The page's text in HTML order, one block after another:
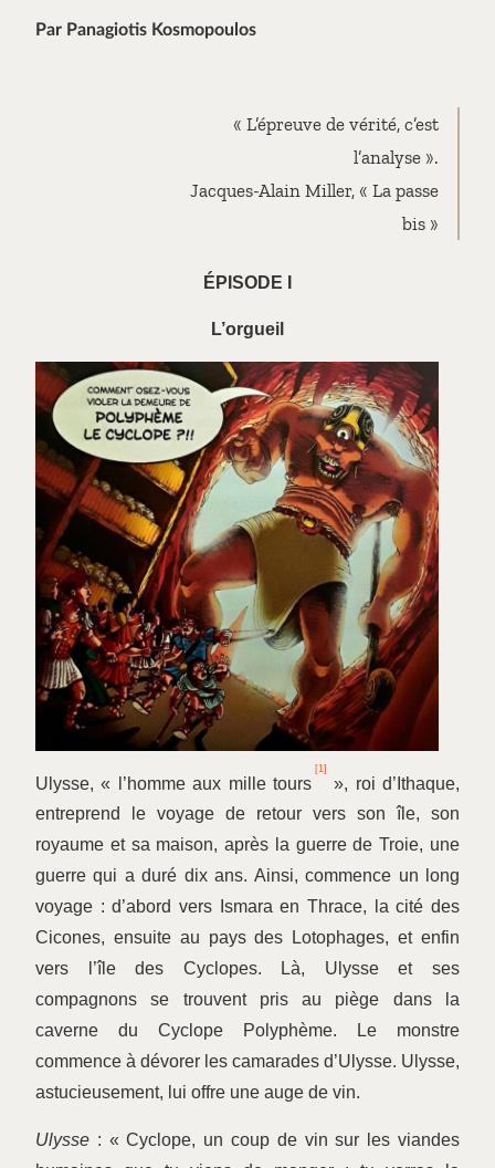
Par Panagiotis Kosmopoulos
« L’épreuve de vérité, c’est
l’analyse ».
Jacques-Alain Miller, « La passe
bis »
ÉPISODE I
L’orgueil
Ulysse, « l’homme aux mille tours
[1]
», roi d’Ithaque,
entreprend le voyage de retour vers son île, son
royaume et sa maison, après la guerre de Troie, une
guerre qui a duré dix ans. Ainsi, commence un long
voyage : d’abord vers Ismara en Thrace, la cité des
Cicones, ensuite au pays des Lotophages, et enfin
vers l’île des Cyclopes. Là, Ulysse et ses
compagnons se trouvent pris au piège dans la
caverne du Cyclope Polyphème. Le monstre
commence à dévorer les camarades d’Ulysse. Ulysse,
astucieusement, lui offre une auge de vin.
Ulysse : « Cyclope, un coup de vin sur les viandes